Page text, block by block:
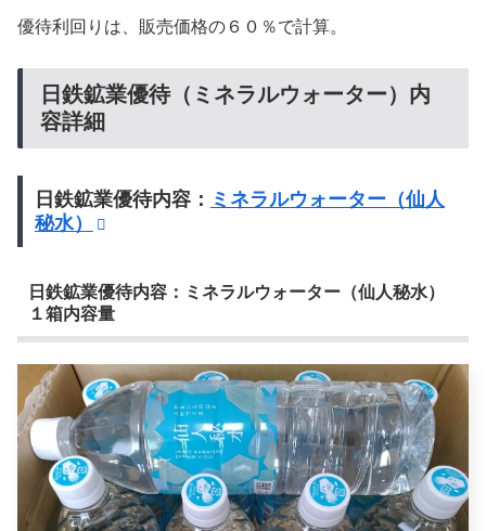
優待利回りは、販売価格の６０％で計算。
日鉄鉱業優待（ミネラルウォーター）内
容詳細
日鉄鉱業優待内容： ミネラルウォーター（仙人
秘水）
日鉄鉱業優待内容：ミネラルウォーター（仙人秘水）
１箱内容量